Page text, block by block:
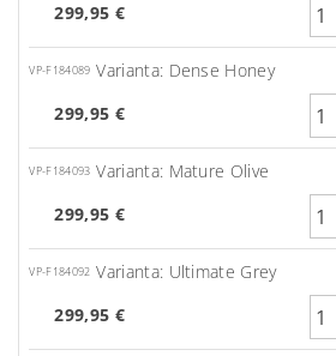
299,95 €
VP-F184089 Varianta: Dense Honey
299,95 €
VP-F184093 Varianta: Mature Olive
299,95 €
VP-F184092 Varianta: Ultimate Grey
299,95 €